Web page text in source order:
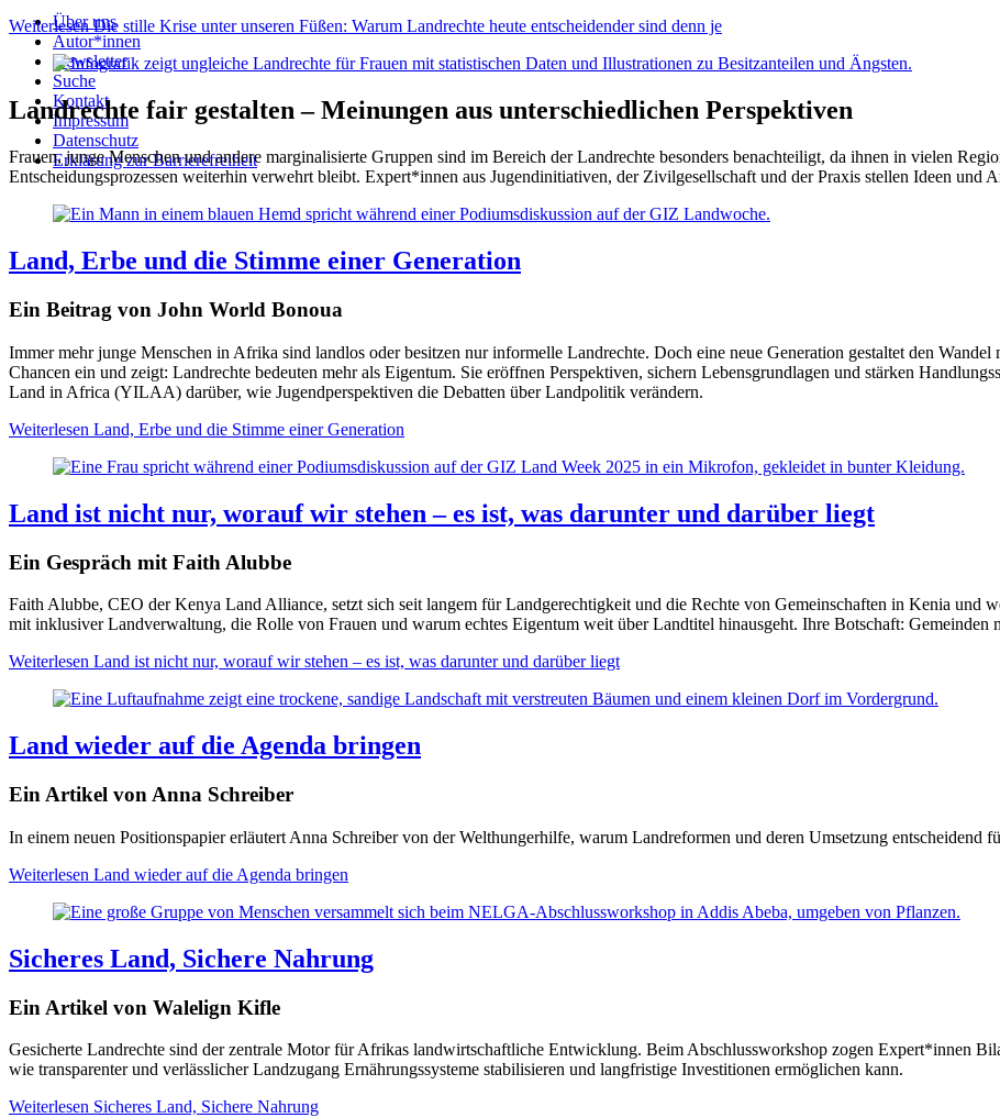
Über uns
Autor*innen
Newsletter
Suche
Kontakt
Impressum
Datenschutz
Erklärung zur Barrierefreiheit
WeiterlesenDie stille Krise unter unseren Füßen: Warum Landrechte heute entscheidender sind denn je
Landrechte fair gestalten – Meinungen aus unterschiedlichen Perspektiven
Frauen, junge Menschen und andere marginalisierte Gruppen sind im Bereich der Landrechte besonders benachteiligt, da ihnen in vielen
Entscheidungsprozessen weiterhin verwehrt bleibt. Expert*innen aus Jugendinitiativen, der Zivilgesellschaft und der Praxis stellen Ideen und
Land, Erbe und die Stimme einer Generation
Ein Beitrag von John World Bonoua
Immer mehr junge Menschen in Afrika sind landlos oder besitzen nur informelle Landrechte. Doch eine neue Generation gestaltet den
Chancen ein und zeigt: Landrechte bedeuten mehr als Eigentum. Sie eröffnen Perspektiven, sichern Lebensgrundlagen und stärken
Land in Africa (YILAA) darüber, wie Jugendperspektiven die Debatten über Landpolitik verändern.
Weiterlesen Land, Erbe und die Stimme einer Generation
Land ist nicht nur, worauf wir stehen – es ist, was darunter und darüber liegt
Ein Gespräch mit Faith Alubbe
Faith Alubbe, CEO der Kenya Land Alliance, setzt sich seit langem für Landgerechtigkeit und die Rechte von Gemeinschaften in Kenia und
mit inklusiver Landverwaltung, die Rolle von Frauen und warum echtes Eigentum weit über Landtitel hinausgeht. Ihre Botschaft: Gemeinden
Weiterlesen Land ist nicht nur, worauf wir stehen – es ist, was darunter und darüber liegt
Land wieder auf die Agenda bringen
Ein Artikel von Anna Schreiber
In einem neuen Positionspapier erläutert Anna Schreiber von der Welthungerhilfe, warum Landreformen und deren Umsetzung
Weiterlesen Land wieder auf die Agenda bringen
Sicheres Land, Sichere Nahrung
Ein Artikel von Walelign Kifle
Gesicherte Landrechte sind der zentrale Motor für Afrikas landwirtschaftliche Entwicklung. Beim Abschlussworkshop zogen Expert*innen
wie transparenter und verlässlicher Landzugang Ernährungssysteme stabilisieren und langfristige Investitionen ermöglichen kann.
Weiterlesen Sicheres Land, Sichere Nahrung